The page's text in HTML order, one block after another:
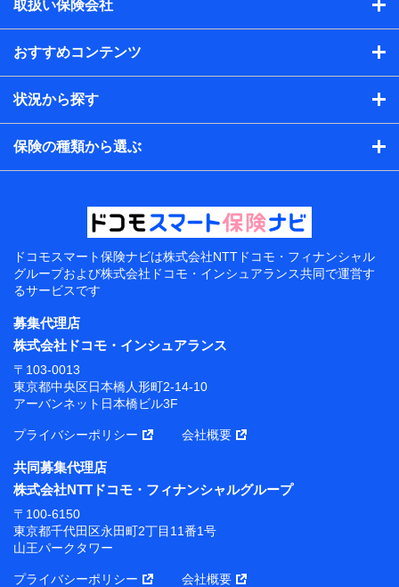
取扱い保険会社
おすすめコンテンツ
状況から探す
保険の種類から選ぶ
ドコモスマート保険ナビは株式会社NTTドコモ・フィナンシャル
グループおよび株式会社ドコモ・インシュアランス共同で運営す
るサービスです
募集代理店
株式会社ドコモ・インシュアランス
〒103-0013
東京都中央区日本橋人形町2-14-10
アーバンネット日本橋ビル3F
プライバシーポリシー 会社概要
共同募集代理店
株式会社NTTドコモ・フィナンシャルグループ
〒100-6150
東京都千代田区永田町2丁目11番1号
山王パークタワー
プライバシーポリシー 会社概要